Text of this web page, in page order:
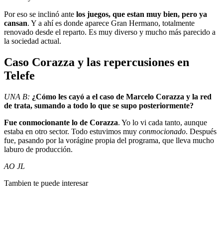
Por eso se inclinó ante los juegos, que estan muy bien, pero ya
cansan. Y a ahí es donde aparece Gran Hermano, totalmente
renovado desde el reparto. Es muy diverso y mucho más parecido a
la sociedad actual.
Caso Corazza y las repercusiones en
Telefe
UNA B: ¿Cómo les cayó a el caso de Marcelo Corazza y la red
de trata, sumando a todo lo que se supo posteriormente?
Fue conmocionante lo de Corazza. Yo lo vi cada tanto, aunque
estaba en otro sector. Todo estuvimos muy conmocionado. Después
fue, pasando por la vorágine propia del programa, que lleva mucho
laburo de producción.
AO JL
Tambien te puede interesar